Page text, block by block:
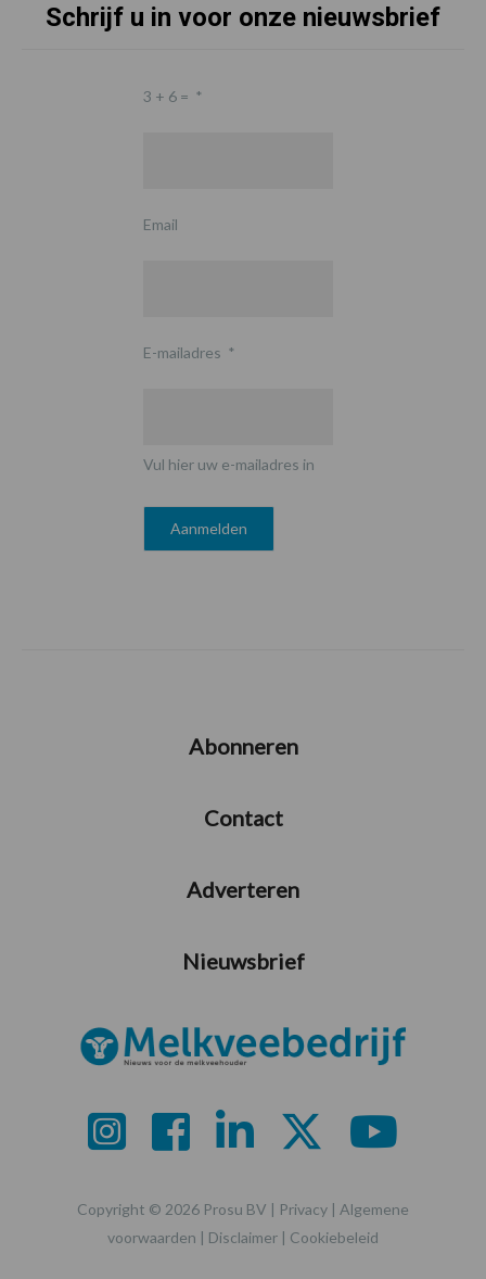
Schrijf u in voor onze nieuwsbrief
3 + 6 = *
Email
E-mailadres *
Vul hier uw e-mailadres in
Abonneren
Contact
Adverteren
Nieuwsbrief
Copyright © 2026 Prosu BV | Privacy | Algemene
voorwaarden | Disclaimer | Cookiebeleid